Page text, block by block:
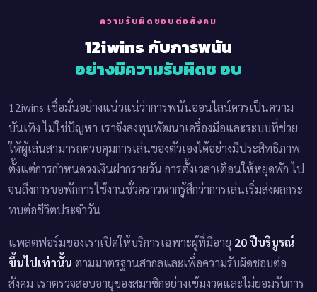
ความรับผิดชอบต่อสังคม
12iwins กับการพนัน
อย่างมีความรับผิดช อบ
12iwins เชื่อมั่นอย่างแน่วแน่ว่าการพนันออนไลน์ควรเป็นความ
บันเทิง ไม่ใช่ปัญหา เราจึงลงทุนพัฒนาเครื่องมือและระบบที่ช่วย
ให้ผู้เล่นสามารถควบคุมการเล่นของตัวเองได้อย่างมีประสิทธิภาพ
ตั้งแต่การกำหนดวงเงินฝากรายวัน การตั้งเวลาเตือนให้หยุดพัก ไป
จนถึงการขอพักการใช้งานชั่วคราวหากรู้สึกว่าการเล่นเริ่มส่งผลกระ
ทบต่อชีวิตประจำวัน
แพลตฟอร์มของเราเปิดให้บริการเฉพาะผู้ที่มีอายุ 20 ปีบริบูรณ์
ขึ้นไปเท่านั้น ตามมาตรฐานสากลและเพื่อความรับผิดชอบต่อ
สังคม เราตรวจสอบอายุของสมาชิกอย่างเข้มงวดและไม่ยอมรับการ